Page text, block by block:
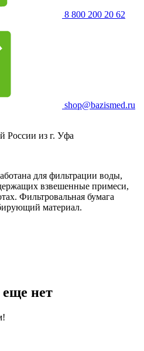
8 800 200 20 62
shop@bazismed.ru
России из г. Уфа
для фильтрации воды,
взвешенные примеси,
Фильтровальная бумага
материал.
еще нет